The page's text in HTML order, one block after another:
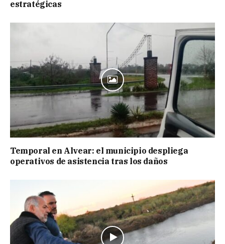
estratégicas
Temporal en Alvear: el municipio despliega
operativos de asistencia tras los daños